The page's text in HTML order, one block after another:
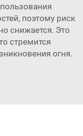
поэтому риск
снижается. Это
стремится
огня.